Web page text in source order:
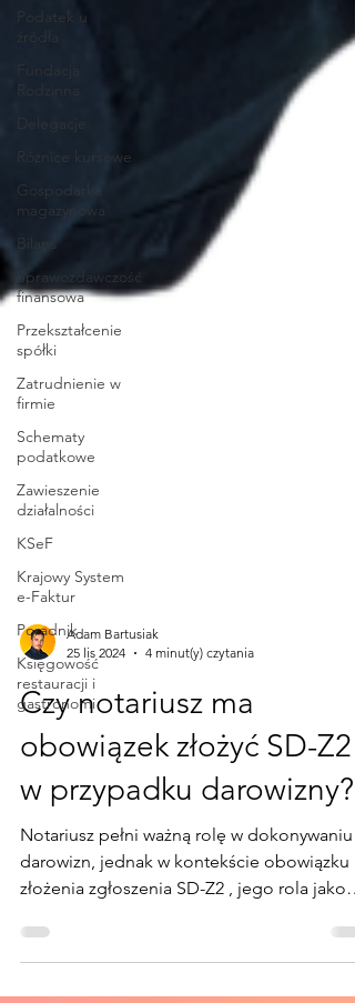
Podatek u
źródła
Fundacja
Rodzinna
Delegacje
Różnice kursowe
Gospodarka
magazynowa
Bilans
Sprawozdawczość
finansowa
Przekształcenie
spółki
Zatrudnienie w
firmie
Schematy
podatkowe
Zawieszenie
działalności
KSeF
Krajowy System
e-Faktur
Poradnik
Księgowość
restauracji i
gastronomi
Adam Bartusiak
25 lis 2024
4 minut(y) czytania
Czy notariusz ma
obowiązek złożyć SD-Z2
w przypadku darowizny?
Notariusz pełni ważną rolę w dokonywaniu
darowizn, jednak w kontekście obowiązku
złożenia zgłoszenia SD-Z2 , jego rola jako